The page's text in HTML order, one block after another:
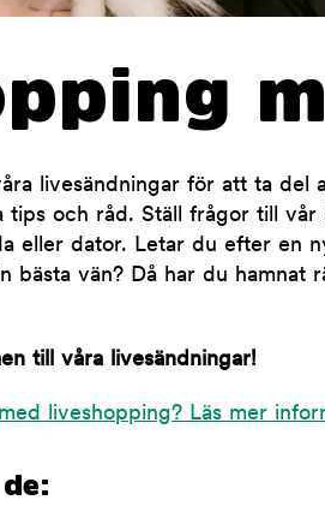
livesändningar för att ta del
tips och råd. Ställ frågor till
eller dator. Letar du efter en
bästa vän? Då har du hamnat
till våra livesändningar!
liveshopping? Läs mer